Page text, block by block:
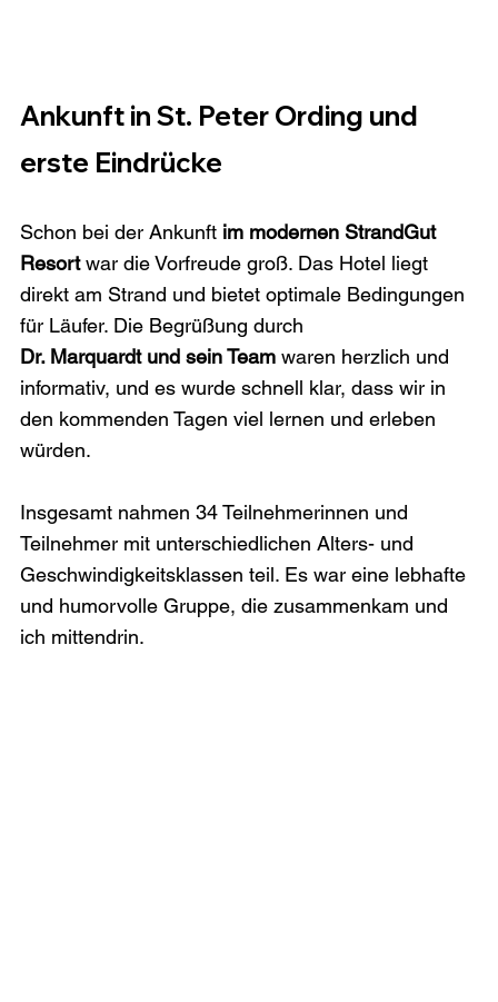
Ankunft in St. Peter Ording und
erste Eindrücke
Schon bei der Ankunft im modernen StrandGut
Resort war die Vorfreude groß. Das Hotel liegt
direkt am Strand und bietet optimale Bedingungen
für Läufer. Die Begrüßung durch
Dr. Marquardt und sein Team waren herzlich und
informativ, und es wurde schnell klar, dass wir in
den kommenden Tagen viel lernen und erleben
würden.
Insgesamt nahmen 34 Teilnehmerinnen und
Teilnehmer mit unterschiedlichen Alters- und
Geschwindigkeitsklassen teil. Es war eine lebhafte
und humorvolle Gruppe, die zusammenkam und
ich mittendrin.